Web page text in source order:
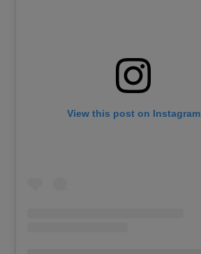
View this post on Instagram